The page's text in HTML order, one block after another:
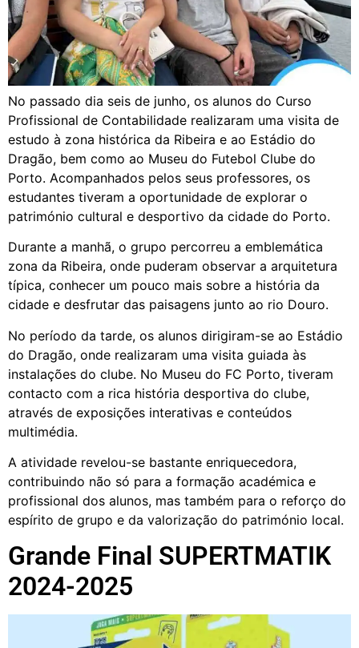
No passado dia seis de junho, os alunos do Curso
Profissional de Contabilidade realizaram uma visita de
estudo à zona histórica da Ribeira e ao Estádio do
Dragão, bem como ao Museu do Futebol Clube do
Porto. Acompanhados pelos seus professores, os
estudantes tiveram a oportunidade de explorar o
património cultural e desportivo da cidade do Porto.
Durante a manhã, o grupo percorreu a emblemática
zona da Ribeira, onde puderam observar a arquitetura
típica, conhecer um pouco mais sobre a história da
cidade e desfrutar das paisagens junto ao rio Douro.
No período da tarde, os alunos dirigiram-se ao Estádio
do Dragão, onde realizaram uma visita guiada às
instalações do clube. No Museu do FC Porto, tiveram
contacto com a rica história desportiva do clube,
através de exposições interativas e conteúdos
multimédia.
A atividade revelou-se bastante enriquecedora,
contribuindo não só para a formação académica e
profissional dos alunos, mas também para o reforço do
espírito de grupo e da valorização do património local.
Grande Final SUPERTMATIK
2024-2025